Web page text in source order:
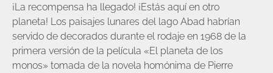
¡La recompensa ha llegado! ¡Estás aquí en otro
planeta! Los paisajes lunares del lago Abad habrían
servido de decorados durante el rodaje en 1968 de la
primera versión de la película «El planeta de los
monos» tomada de la novela homónima de Pierre